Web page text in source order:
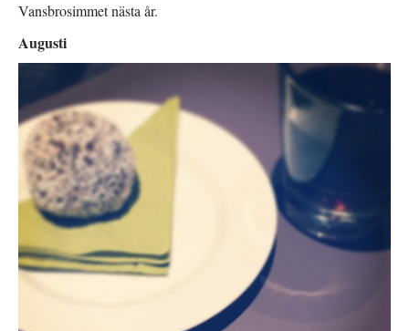
Vansbrosimmet nästa år.
Augusti